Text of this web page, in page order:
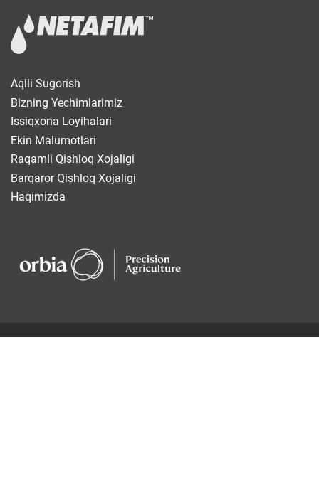
Aqlli Sugorish
Bizning Yechimlarimiz
Issiqxona Loyihalari
Ekin Malumotlari
Raqamli Qishloq Xojaligi
Barqaror Qishloq Xojaligi
Haqimizda